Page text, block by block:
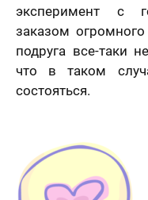
эксперимент с
заказом
подруга все-таки
что в таком
состояться.